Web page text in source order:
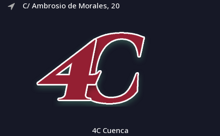
C/ Ambrosio de Morales, 20
4C Cuenca